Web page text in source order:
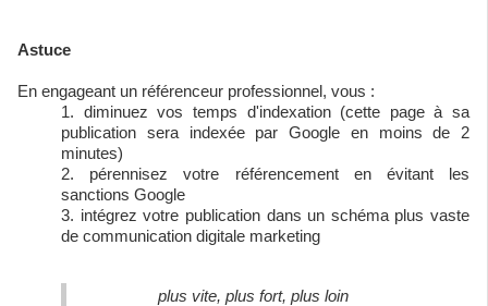
Astuce
En engageant un référenceur professionnel, vous :
diminuez vos temps d'indexation (cette page à sa
publication sera indexée par Google en moins de 2
minutes)
pérennisez votre référencement en évitant les
sanctions Google
intégrez votre publication dans un schéma plus vaste
de communication digitale marketing
plus vite, plus fort, plus loin